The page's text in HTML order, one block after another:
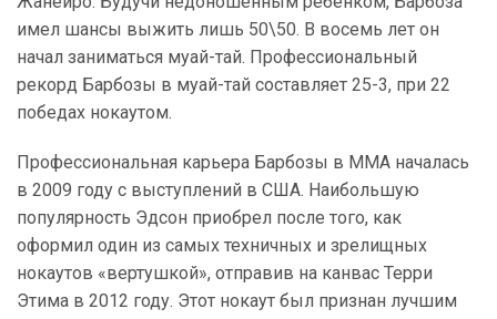
имел шансы выжить лишь 50\50. В восемь лет он
начал заниматься муай-тай. Профессиональный
рекорд Барбозы в муай-тай составляет 25-3, при 22
победах нокаутом.
Профессиональная карьера Барбозы в ММА началась
в 2009 году с выступлений в США. Наибольшую
популярность Эдсон приобрел после того, как
оформил один из самых техничных и зрелищных
нокаутов «вертушкой», отправив на канвас Терри
Этима в 2012 году. Этот нокаут был признан лучшим